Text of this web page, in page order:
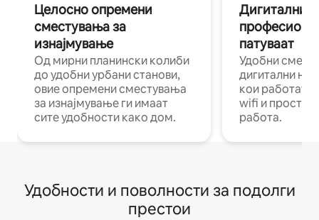
Целосно опремени
сместувања за
изнајмување
Од мирни планински колиби
до удобни урбани станови,
овие опремени сместувања
за изнајмување ги имаат
сите удобности како дом.
Дигитални
патуваат
Удобни
дигитални
кои работат
wifi и
работа.
Удобности и поволности за подолги
престои